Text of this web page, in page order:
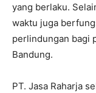
yang berlaku.
waktu juga
perlindungan bagi
Bandung.
PT. Jasa Raharja